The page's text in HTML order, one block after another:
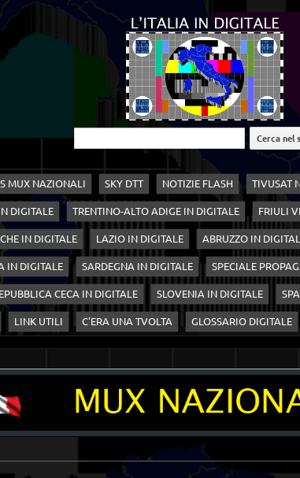
Cerca nel
MUX NAZIONALI SKY DTT NOTIZIE FLASH TIVUSAT
DIGITALE TRENTINO-ALTO ADIGE IN DIGITALE FRIULI
IN DIGITALE LAZIO IN DIGITALE ABRUZZO IN
IN DIGITALE SARDEGNA IN DIGITALE SPECIALE
CECA IN DIGITALE SLOVENIA IN DIGITALE
LINK UTILI C'ERA UNA TVOLTA GLOSSARIO DIGITALE